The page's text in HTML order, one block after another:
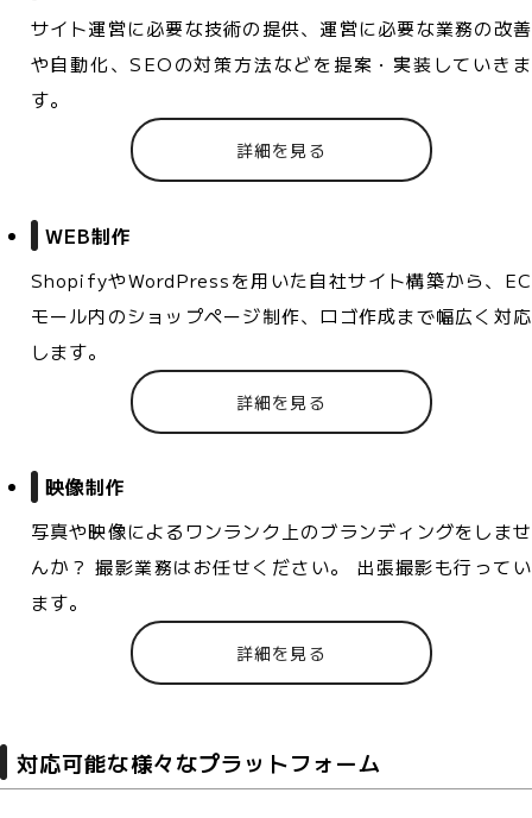
サイト運営に必要な技術の提供、運営に必要な業務の改善
や自動化、SEOの対策方法などを提案・実装していきま
す。
詳細を見る
WEB制作
ShopifyやWordPressを用いた自社サイト構築から、EC
モール内のショップページ制作、ロゴ作成まで幅広く対応
します。
詳細を見る
映像制作
写真や映像によるワンランク上のブランディングをしませ
んか？ 撮影業務はお任せください。 出張撮影も行ってい
ます。
詳細を見る
対応可能な様々なプラットフォーム